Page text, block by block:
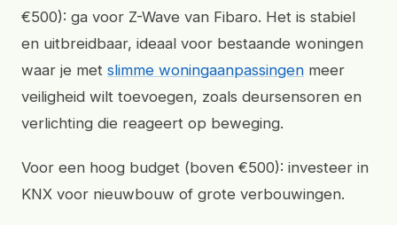
€500): ga voor Z-Wave van Fibaro. Het is stabiel
en uitbreidbaar, ideaal voor bestaande woningen
waar je met slimme woningaanpassingen meer
veiligheid wilt toevoegen, zoals deursensoren en
verlichting die reageert op beweging.
Voor een hoog budget (boven €500): investeer in
KNX voor nieuwbouw of grote verbouwingen.